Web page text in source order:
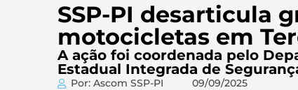
SSP-PI desarticula
motocicletas em
A ação foi coordenada pelo
Estadual Integrada de
Por: Ascom SSP-PI 09/09/2025